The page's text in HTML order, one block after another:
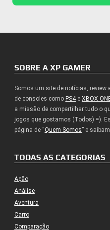
SOBRE A XP GAMER
Somos um site de notícias,
de consoles como PS4e XBOX
a missão de compartilhar tudo o
jogos que gostamos (Todos) =).
página de “Quem Somos” e
TODAS AS CATEGORIAS
Ação
Análise
Aventura
Carro
Comparação